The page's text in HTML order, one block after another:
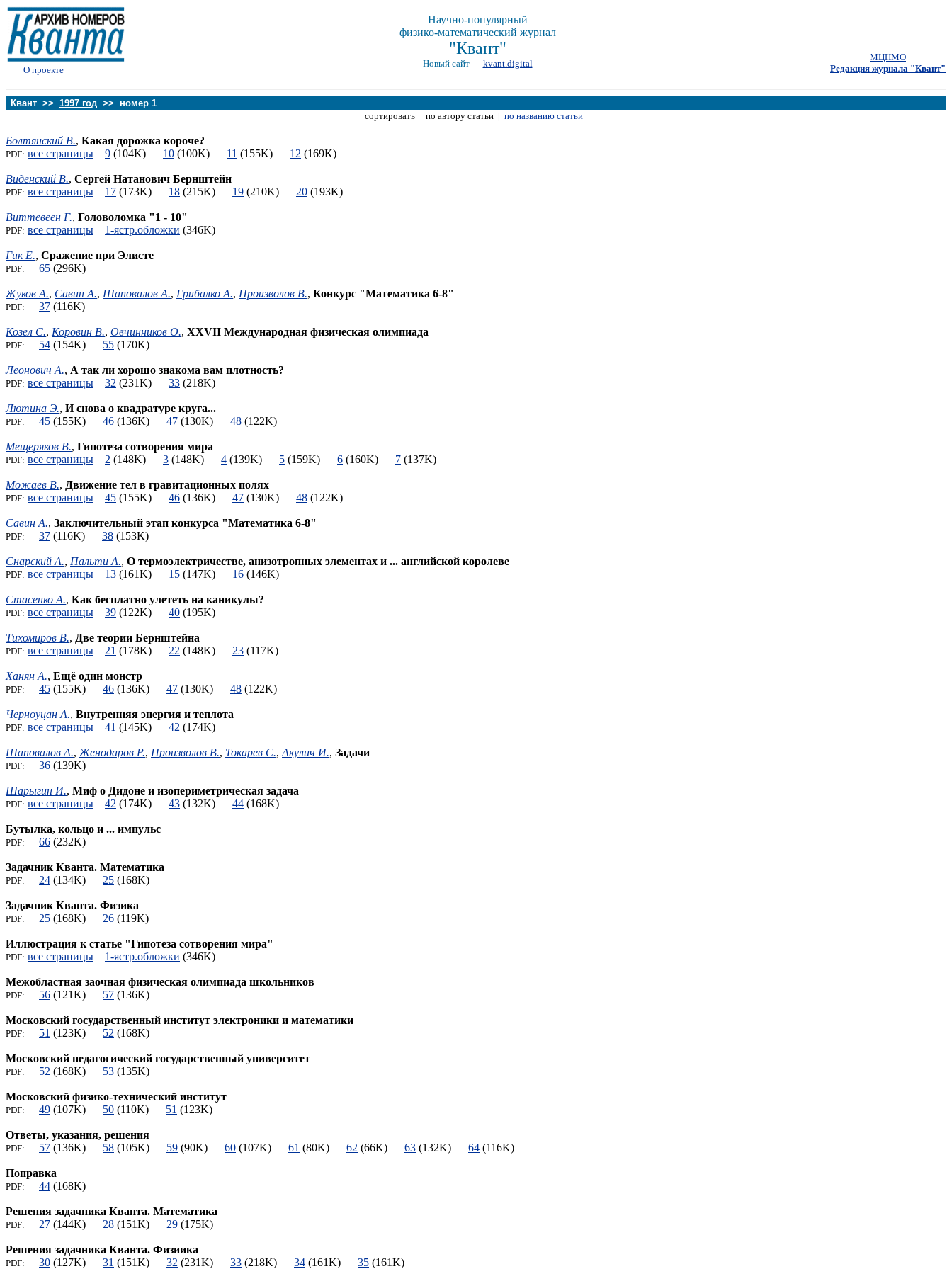
О проекте
Научно-популярный
физико-математический журнал
"Квант"
Новый сайт — kvant.digital
МЦНМО
Редакция журнала "Квант"
Квант >> 1997 год >> номер 1
сортировать по автору статьи | по названию статьи
Болтянский В., Какая дорожка короче?
PDF: все страницы 9 (104K) 10 (100K) 11 (155K) 12 (169K)
Виденский В., Сергей Натанович Бернштейн
PDF: все страницы 17 (173K) 18 (215K) 19 (210K) 20 (193K)
Виттевеен Г., Головоломка "1 - 10"
PDF: все страницы 1-ястр.обложки (346K)
Гик Е., Сражение при Элисте
PDF: 65 (296K)
Жуков А., Савин А., Шаповалов А., Грибалко А., Произволов В., Конкурс "Математика 6-8"
PDF: 37 (116K)
Козел С., Коровин В., Овчинников О., XXVII Международная физическая олимпиада
PDF: 54 (154K) 55 (170K)
Леонович А., А так ли хорошо знакома вам плотность?
PDF: все страницы 32 (231K) 33 (218K)
Лютина Э., И снова о квадратуре круга...
PDF: 45 (155K) 46 (136K) 47 (130K) 48 (122K)
Мещеряков В., Гипотеза сотворения мира
PDF: все страницы 2 (148K) 3 (148K) 4 (139K) 5 (159K) 6 (160K) 7 (137K)
Можаев В., Движение тел в гравитационных полях
PDF: все страницы 45 (155K) 46 (136K) 47 (130K) 48 (122K)
Савин А., Заключительный этап конкурса "Математика 6-8"
PDF: 37 (116K) 38 (153K)
Снарский А., Пальти А., О термоэлектричестве, анизотропных элементах и ... английской королеве
PDF: все страницы 13 (161K) 15 (147K) 16 (146K)
Стасенко А., Как бесплатно улететь на каникулы?
PDF: все страницы 39 (122K) 40 (195K)
Тихомиров В., Две теории Бернштейна
PDF: все страницы 21 (178K) 22 (148K) 23 (117K)
Ханян А., Ещё один монстр
PDF: 45 (155K) 46 (136K) 47 (130K) 48 (122K)
Черноуцан А., Внутренняя энергия и теплота
PDF: все страницы 41 (145K) 42 (174K)
Шаповалов А., Женодаров Р., Произволов В., Токарев С., Акулич И., Задачи
PDF: 36 (139K)
Шарыгин И., Миф о Дидоне и изопериметрическая задача
PDF: все страницы 42 (174K) 43 (132K) 44 (168K)
Бутылка, кольцо и ... импульс
PDF: 66 (232K)
Задачник Кванта. Математика
PDF: 24 (134K) 25 (168K)
Задачник Кванта. Физика
PDF: 25 (168K) 26 (119K)
Иллюстрация к статье "Гипотеза сотворения мира"
PDF: все страницы 1-ястр.обложки (346K)
Межобластная заочная физическая олимпиада школьников
PDF: 56 (121K) 57 (136K)
Московский государственный институт электроники и математики
PDF: 51 (123K) 52 (168K)
Московский педагогический государственный университет
PDF: 52 (168K) 53 (135K)
Московский физико-технический институт
PDF: 49 (107K) 50 (110K) 51 (123K)
Ответы, указания, решения
PDF: 57 (136K) 58 (105K) 59 (90K) 60 (107K) 61 (80K) 62 (66K) 63 (132K) 64 (116K)
Поправка
PDF: 44 (168K)
Решения задачника Кванта. Математика
PDF: 27 (144K) 28 (151K) 29 (175K)
Решения задачника Кванта. Физиика
PDF: 30 (127K) 31 (151K) 32 (231K) 33 (218K) 34 (161K) 35 (161K)